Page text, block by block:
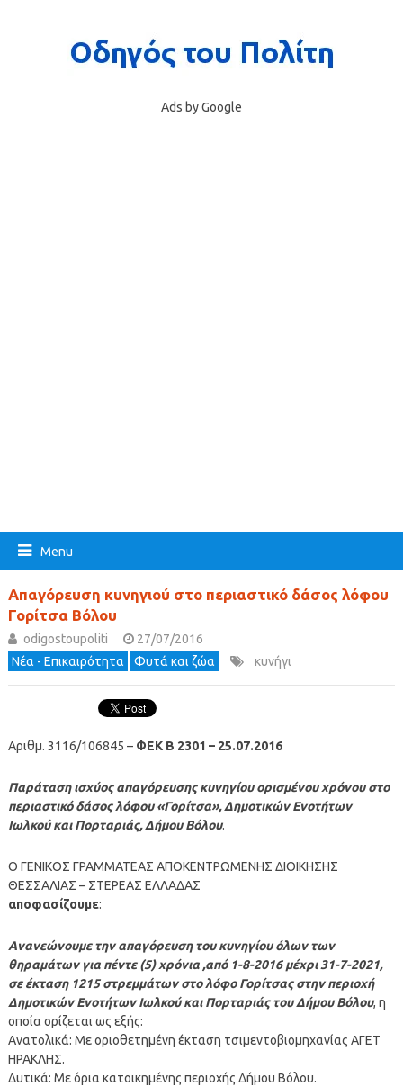
Ads by Google
Menu
Απαγόρευση κυνηγιού στο περιαστικό δάσος λόφου
Γορίτσα Βόλου
odigostoupoliti
27/07/2016
Νέα - Επικαιρότητα
Φυτά και ζώα κυνήγι
Αριθμ. 3116/106845 – ΦΕΚ B 2301 – 25.07.2016
Παράταση ισχύος απαγόρευσης κυνηγίου ορισμένου χρόνου στο
περιαστικό δάσος λόφου «Γορίτσα», Δημοτικών Ενοτήτων
Ιωλκού και Πορταριάς, Δήμου Βόλου.
Ο ΓΕΝΙΚΟΣ ΓΡΑΜΜΑΤΕΑΣ ΑΠΟΚΕΝΤΡΩΜΕΝΗΣ ΔΙΟΙΚΗΣΗΣ
ΘΕΣΣΑΛΙΑΣ – ΣΤΕΡΕΑΣ ΕΛΛΑΔΑΣ
αποφασίζουμε:
Ανανεώνουμε την απαγόρευση του κυνηγίου όλων των
θηραμάτων για πέντε (5) χρόνια ,από 1-8-2016 μέχρι 31-7-2021,
σε έκταση 1215 στρεμμάτων στο λόφο Γορίτσας στην περιοχή
Δημοτικών Ενοτήτων Ιωλκού και Πορταριάς του Δήμου Βόλου, η
οποία ορίζεται ως εξής:
Ανατολικά: Με οριοθετημένη έκταση τσιμεντοβιομηχανίας ΑΓΕΤ
ΗΡΑΚΛΗΣ.
Δυτικά: Με όρια κατοικημένης περιοχής Δήμου Βόλου.